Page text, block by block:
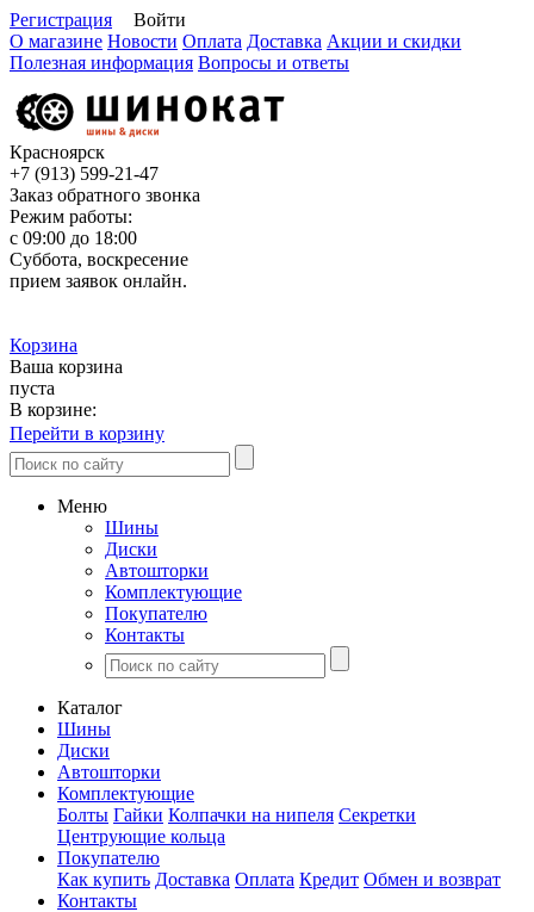
Регистрация
Войти
О магазине Новости Оплата Доставка Акции и скидки
Полезная информация Вопросы и ответы
Красноярск
+7 (913) 599-21-47
Заказ обратного звонка
Режим работы:
с 09:00 до 18:00
Суббота, воскресение
прием заявок онлайн.
Корзина
Ваша корзина
пуста
В корзине:
Перейти в корзину
Меню
Шины
Диски
Автошторки
Комплектующие
Покупателю
Контакты
Каталог
Шины
Диски
Автошторки
Комплектующие
Болты Гайки Колпачки на нипеля Секретки
Центрующие кольца
Покупателю
Как купить Доставка Оплата Кредит Обмен и возврат
Контакты